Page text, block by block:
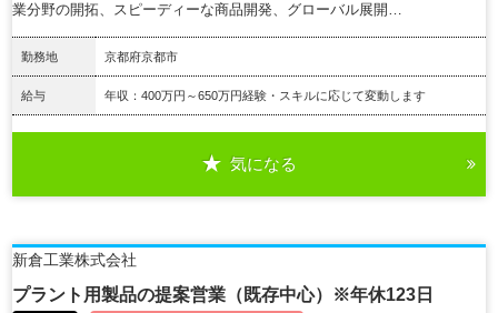
業分野の開拓、スピーディーな商品開発、グローバル展開…
勤務地 京都府京都市
給与 年収：400万円～650万円経験・スキルに応じて変動します
気になる
新倉工業株式会社
プラント用製品の提案営業（既存中心）※年休123日